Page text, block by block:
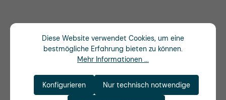
Diese Website verwendet Cookies, um eine
bestmögliche Erfahrung bieten zu können.
Mehr Informationen ...
Nur technisch notwendige
Konfigurieren